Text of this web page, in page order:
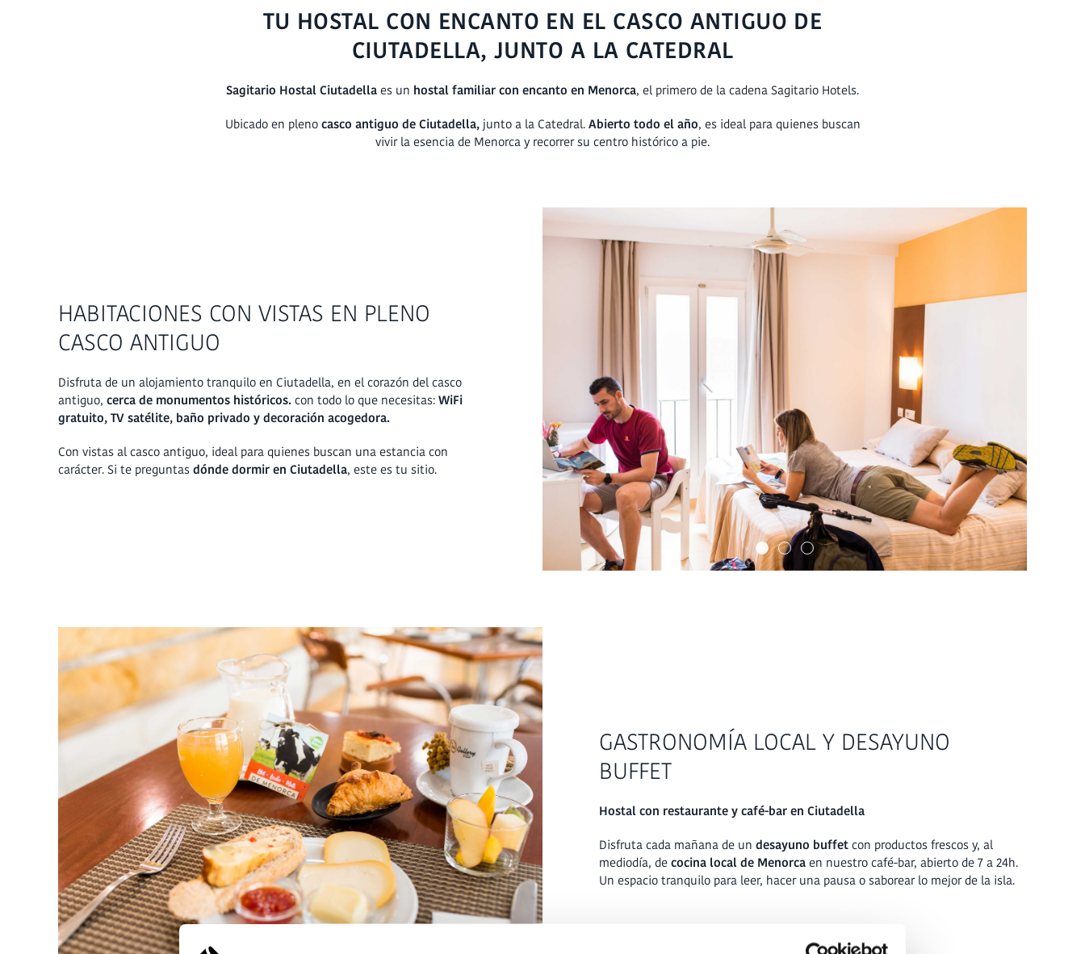
TU HOSTAL CON ENCANTO EN EL CASCO ANTIGUO DE
CIUTADELLA, JUNTO A LA CATEDRAL
Sagitario Hostal Ciutadellaes un hostal familiar con encanto en Menorca, el primero de la cadena Sagitario Hotels.
Ubicado en plenocasco antiguo de Ciutadella,junto a la Catedral.Abierto todo el año, es ideal para quienes buscan
vivir la esencia de Menorca y recorrer su centro histórico a pie.
HABITACIONES CON VISTAS EN PLENO
CASCO ANTIGUO
Disfruta de un alojamiento tranquilo en Ciutadella, en el corazón del casco
antiguo, cerca de monumentos históricos.con todo lo que necesitas:WiFi
gratuito, TV satélite, baño privado y decoración acogedora.
Con vistas al casco antiguo, ideal para quienes buscan una estancia con
carácter. Si te preguntasdónde dormir en Ciutadella, este es tu sitio.
GASTRONOMÍA LOCAL Y DESAYUNO
BUFFET
Hostal con restaurante y café-bar en Ciutadella
Disfruta cada mañana de un desayuno buffetcon productos frescos y, al
mediodía, decocina local de Menorcaen nuestro café-bar, abierto de 7 a 24h.
Un espacio tranquilo para leer, hacer una pausa o saborear lo mejor de la isla.